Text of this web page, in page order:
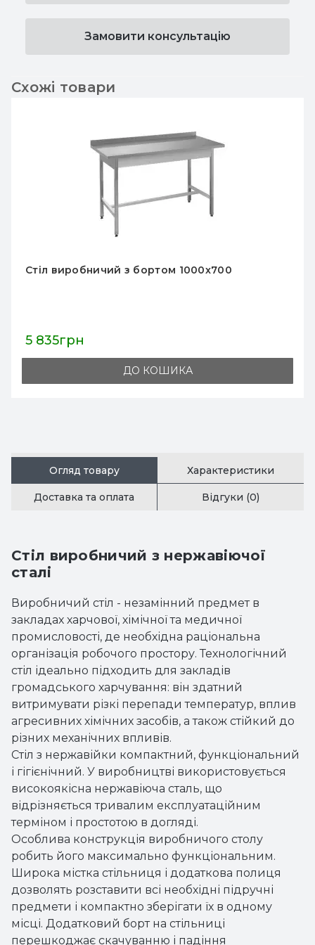
Замовити консультацію
Схожі товари
Стіл виробничий з бортом 1800x700
Огляд товару Характеристики
Доставка та оплата Відгуки (0)
Стіл виробничий з нержавіючої
сталі
Виробничий стіл - незамінний предмет в
закладах харчової, хімічної та медичної
промисловості, де необхідна раціональна
організація робочого простору. Технологічний
стіл ідеально підходить для закладів
громадського харчування: він здатний
витримувати різкі перепади температур, вплив
агресивних хімічних засобів, а також стійкий до
різних механічних впливів.
Стіл з нержавійки компактний, функціональний
і гігієнічний. У виробництві використовується
високоякісна нержавіюча сталь, що
відрізняється тривалим експлуатаційним
терміном і простотою в догляді.
Особлива конструкція виробничого столу
робить його максимально функціональним.
Широка містка стільниця і додаткова полиця
дозволять розставити всі необхідні підручні
предмети і компактно зберігати їх в одному
місці. Додатковий борт на стільниці
перешкоджає скачуванню і падіння